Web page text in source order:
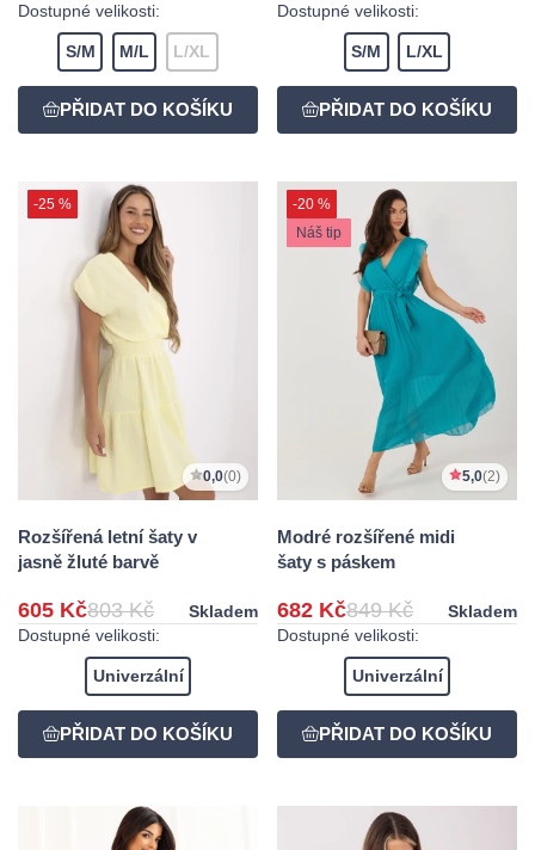
Dostupné velikosti:
S/M M/L L/XL
Dostupné velikosti:
S/M L/XL
-25 %
0,0(0)
Rozšířená letní šaty v
jasně žluté barvě
605 Kč803 Kč
Skladem
Dostupné velikosti:
Univerzální
-20 %
Náš tip
5,0(2)
Modré rozšířené midi
šaty s páskem
682 Kč849 Kč
Skladem
Dostupné velikosti:
Univerzální